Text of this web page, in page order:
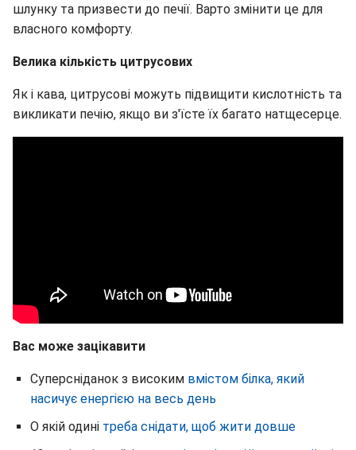
шлунку та призвести до печії. Варто змінити це для
власного комфорту.
Велика кількість цитрусових
Як і кава, цитрусові можуть підвищити кислотність та
викликати печію, якщо ви з'їсте їх багато натщесерце.
Вас може зацікавити
Суперсніданок з високим вмістом білка, який
насичує енергією на весь день
О якій одині треба снідати, щоб жити довше